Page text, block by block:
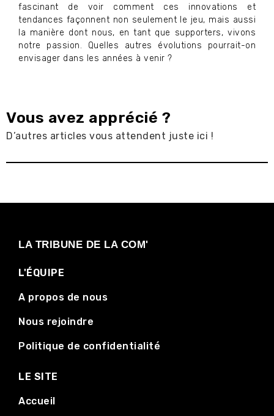
fascinant de voir comment ces innovations et
tendances façonnent non seulement le jeu, mais aussi
la manière dont nous, en tant que supporters, vivons
notre passion. Quelles autres évolutions pourrait-on
envisager dans les années à venir ?
Vous avez apprécié ?
D’autres articles vous attendent juste ici !
LA TRIBUNE DE LA COM'
L'ÉQUIPE
A propos de nous
Nous rejoindre
Politique de confidentialité
LE SITE
Accueil